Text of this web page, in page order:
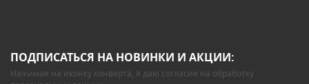
ПОДПИСАТЬСЯ НА НОВИНКИ И АКЦИИ:
Нажимая на иконку конверта, я даю согласие на обработку